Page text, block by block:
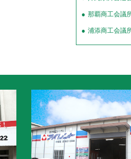
那覇商工会議
浦添商工会議